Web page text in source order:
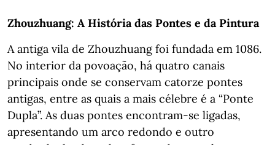
Zhouzhuang: A História das Pontes e da Pintura
A antiga vila de Zhouzhuang foi fundada em 1086.
No interior da povoação, há quatro canais
principais onde se conservam catorze pontes
antigas, entre as quais a mais célebre é a “Ponte
Dupla”. As duas pontes encontram-se ligadas,
apresentando um arco redondo e outro